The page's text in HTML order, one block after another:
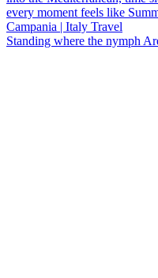
Standing where the nymph